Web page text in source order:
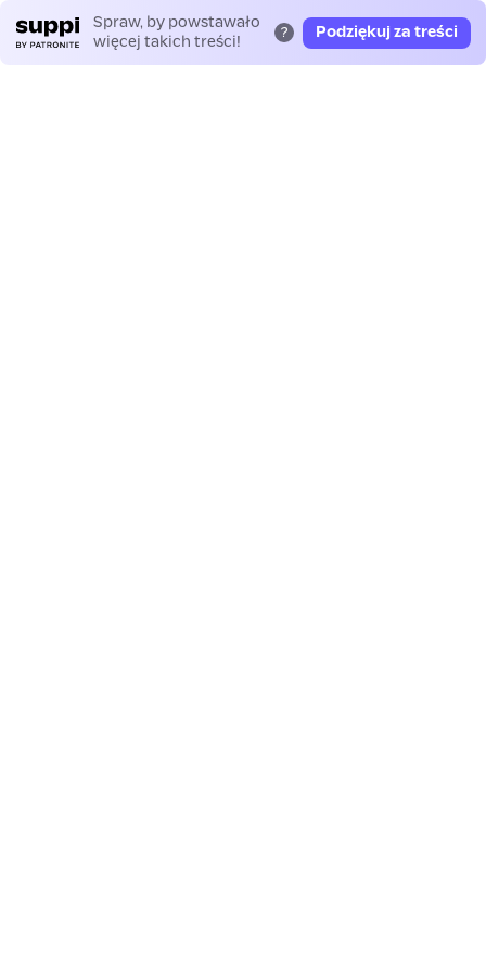
Spraw, by powstawało
więcej takich treści!
? Podziękuj za treści